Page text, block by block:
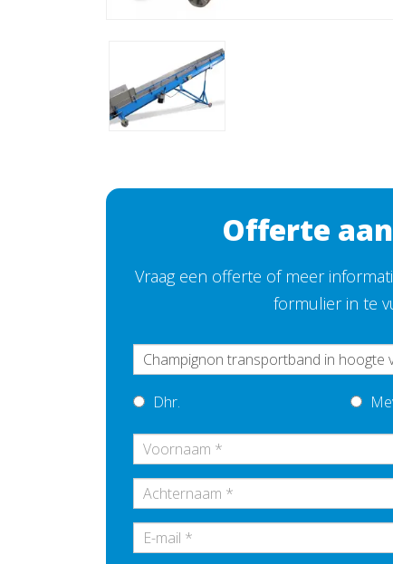
Offerte
Vraag een offerte of meer
formulier in te
Dhr.